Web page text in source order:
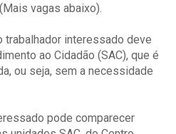
vagas abaixo).
trabalhador interessado deve
ao Cidadão (SAC), que é
ou seja, sem a necessidade
pode comparecer